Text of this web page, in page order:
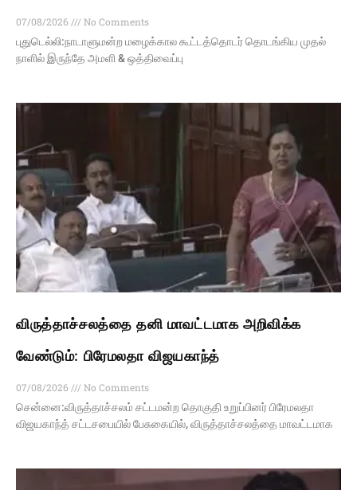
07/08/2026
No Comments
புதுடெல்லி:நாடாளுமன்ற மழைக்கால கூட்டத்தொடர் தொடங்கிய முதல்
நாளில் இருந்தே அமளி & ஒத்திவைப்பு
விருத்தாச்சலத்தை தனி மாவட்டமாக அறிவிக்க
வேண்டும்: பிரேமலதா விஜயகாந்த்
07/08/2026
No Comments
சென்னை:விருத்தாச்சலம் சட்டமன்ற தொகுதி உறுப்பினர் பிரேமலதா
விஜயகாந்த் சட்டசபையில் பேசுகையில், விருத்தாச்சலத்தை மாவட்டமாக